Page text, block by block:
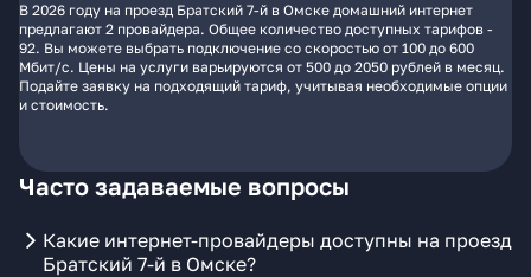
В 2026 году на проезд Братский 7-й в Омске домашний интернет
предлагают 2 провайдера. Общее количество доступных тарифов -
92. Вы можете выбрать подключение со скоростью от 100 до 600
Мбит/с. Цены на услуги варьируются от 500 до 2050 рублей в месяц.
Подайте заявку на подходящий тариф, учитывая необходимые опции
и стоимость.
Часто задаваемые вопросы
Какие интернет-провайдеры доступны на проезд
Братский 7-й в Омске?